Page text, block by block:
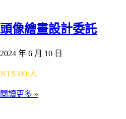
頭像繪畫設計委託
2024 年 6 月 10 日
NT$500/人
閱讀更多 »